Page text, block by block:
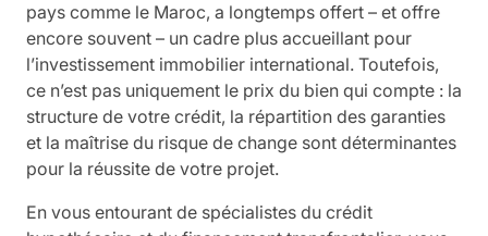
pays comme le Maroc, a longtemps offert – et offre
encore souvent – un cadre plus accueillant pour
l’investissement immobilier international. Toutefois,
ce n’est pas uniquement le prix du bien qui compte : la
structure de votre crédit, la répartition des garanties
et la maîtrise du risque de change sont déterminantes
pour la réussite de votre projet.
En vous entourant de spécialistes du crédit